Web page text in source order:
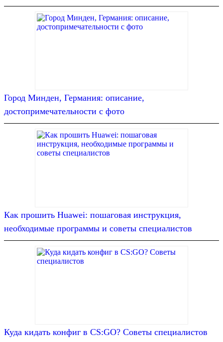
Город Минден, Германия: описание,
достопримечательности с фото
Как прошить Huawei: пошаговая инструкция,
необходимые программы и советы специалистов
Куда кидать конфиг в CS:GO? Советы специалистов